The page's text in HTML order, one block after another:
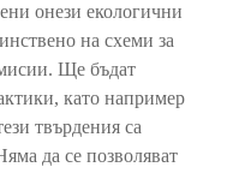
онези екологични
на схеми за
Ще бъдат
като например
твърдения са
да се позволяват